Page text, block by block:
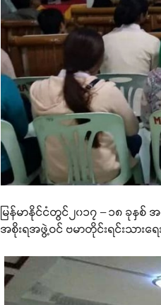
မြန်မာနိုင်ငံတွင်၂၀၁၇ – ၁၈ ခုနှစ်
အစိုးရအဖွဲ့ဝင် ဗမာတိုင်းရင်းသားရ